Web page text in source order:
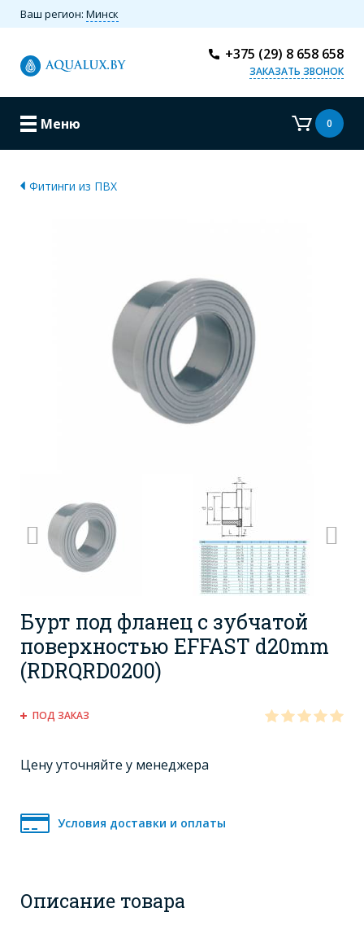
Ваш регион: Минск
+375 (29) 8 658 658
ЗАКАЗАТЬ ЗВОНОК
Меню 0
Фитинги из ПВХ
Бурт под фланец с зубчатой
поверхностью EFFAST d20mm
(RDRQRD0200)
ПОД ЗАКАЗ
Цену уточняйте у менеджера
Условия доставки и оплаты
Описание товара